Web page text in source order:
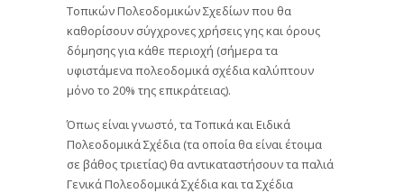
Τοπικών Πολεοδομικών Σχεδίων που θα
καθορίσουν σύγχρονες χρήσεις γης και όρους
δόμησης για κάθε περιοχή (σήμερα τα
υφιστάμενα πολεοδομικά σχέδια καλύπτουν
μόνο το 20% της επικράτειας).
Όπως είναι γνωστό, τα Τοπικά και Ειδικά
Πολεοδομικά Σχέδια (τα οποία θα είναι έτοιμα
σε βάθος τριετίας) θα αντικαταστήσουν τα παλιά
Γενικά Πολεοδομικά Σχέδια και τα Σχέδια